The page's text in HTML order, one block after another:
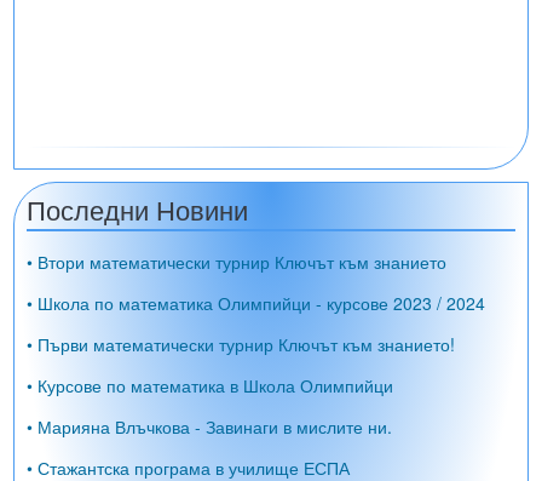
Последни Новини
• Втори математически турнир Ключът към знанието
• Школа по математика Олимпийци - курсове 2023 / 2024
• Първи математически турнир Ключът към знанието!
• Курсове по математика в Школа Олимпийци
• Марияна Влъчкова - Завинаги в мислите ни.
• Стажантска програма в училище ЕСПА